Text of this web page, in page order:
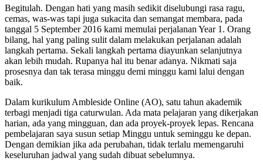
Begitulah. Dengan hati yang masih sedikit diselubungi rasa ragu,
cemas, was-was tapi juga sukacita dan semangat membara, pada
tanggal 5 September 2016 kami memulai perjalanan Year 1. Orang
bilang, hal yang paling sulit dalam melakukan perjalanan adalah
langkah pertama. Sekali langkah pertama diayunkan selanjutnya
akan lebih mudah. Rupanya hal itu benar adanya. Nikmati saja
prosesnya dan tak terasa minggu demi minggu kami lalui dengan
baik.
Dalam kurikulum Ambleside Online (AO), satu tahun akademik
terbagi menjadi tiga caturwulan. Ada mata pelajaran yang dikerjakan
harian, ada yang mingguan, dan ada proyek-proyek lepas. Rencana
pembelajaran saya susun setiap Minggu untuk seminggu ke depan.
Dengan demikian jika ada perubahan, tidak terlalu memengaruhi
keseluruhan jadwal yang sudah dibuat sebelumnya.